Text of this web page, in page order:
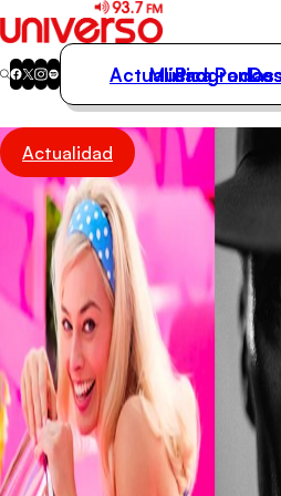
Actualidad
Música
Programas
Podcasts
Destacados
Actualidad
Música
Programas
Actualidad